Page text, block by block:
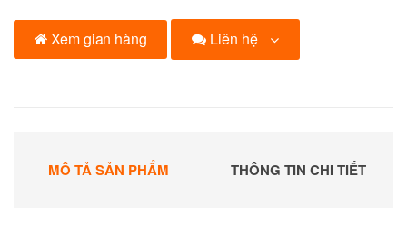
Xem gian hàng Liên hệ
MÔ TẢ SẢN PHẨM THÔNG TIN CHI TIẾT